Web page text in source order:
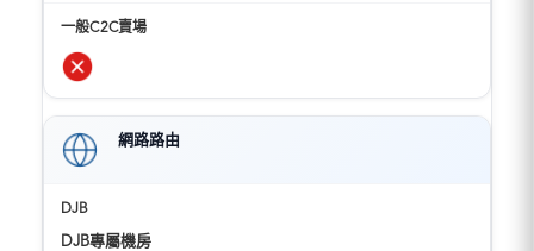
網路路由
DJB專屬機房